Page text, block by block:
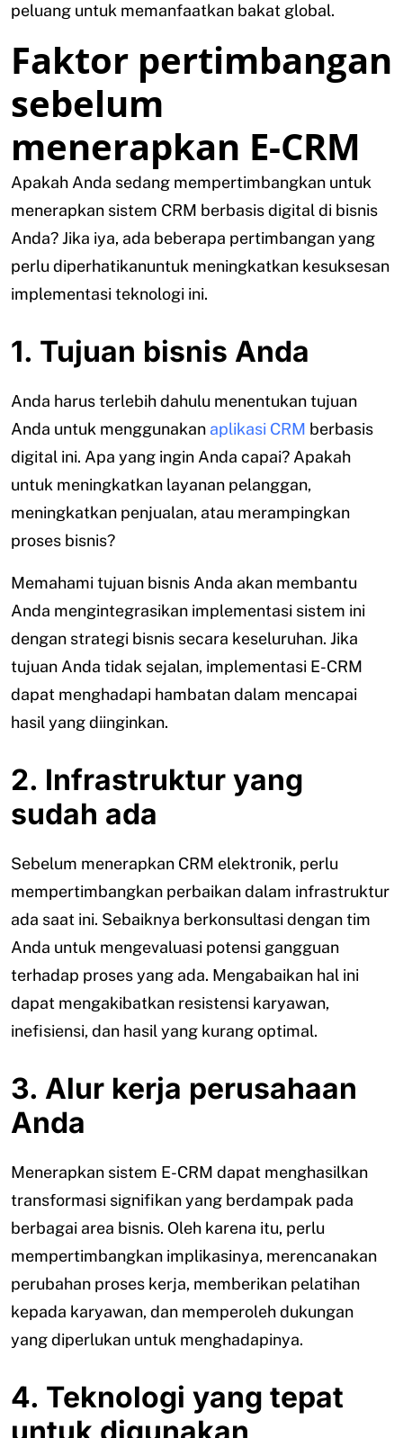
peluang untuk memanfaatkan bakat global.
Faktor pertimbangan
sebelum
menerapkan E-CRM
Apakah Anda sedang mempertimbangkan untuk
menerapkan sistem CRM berbasis digital di bisnis
Anda? Jika iya, ada beberapa pertimbangan yang
perlu diperhatikanuntuk meningkatkan kesuksesan
implementasi teknologi ini.
1. Tujuan bisnis Anda
Anda harus terlebih dahulu menentukan tujuan
Anda untuk menggunakan aplikasi CRM berbasis
digital ini. Apa yang ingin Anda capai? Apakah
untuk meningkatkan layanan pelanggan,
meningkatkan penjualan, atau merampingkan
proses bisnis?
Memahami tujuan bisnis Anda akan membantu
Anda mengintegrasikan implementasi sistem ini
dengan strategi bisnis secara keseluruhan. Jika
tujuan Anda tidak sejalan, implementasi E-CRM
dapat menghadapi hambatan dalam mencapai
hasil yang diinginkan.
2. Infrastruktur yang
sudah ada
Sebelum menerapkan CRM elektronik, perlu
mempertimbangkan perbaikan dalam infrastruktur
ada saat ini. Sebaiknya berkonsultasi dengan tim
Anda untuk mengevaluasi potensi gangguan
terhadap proses yang ada. Mengabaikan hal ini
dapat mengakibatkan resistensi karyawan,
inefisiensi, dan hasil yang kurang optimal.
3. Alur kerja perusahaan
Anda
Menerapkan sistem E-CRM dapat menghasilkan
transformasi signifikan yang berdampak pada
berbagai area bisnis. Oleh karena itu, perlu
mempertimbangkan implikasinya, merencanakan
perubahan proses kerja, memberikan pelatihan
kepada karyawan, dan memperoleh dukungan
yang diperlukan untuk menghadapinya.
4. Teknologi yang tepat